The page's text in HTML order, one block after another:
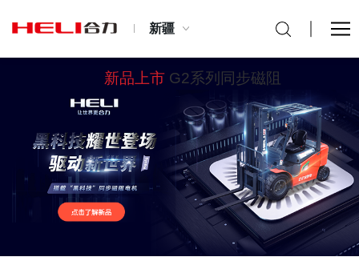
新疆
新品上市 G2系列同步磁阻